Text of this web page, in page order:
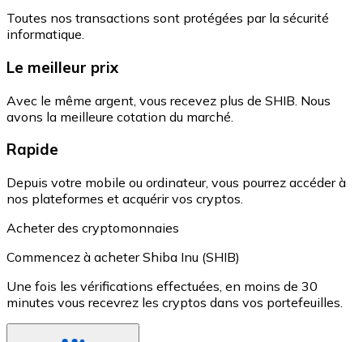
Toutes nos transactions sont protégées par la sécurité
informatique.
Le meilleur prix
Avec le même argent, vous recevez plus de SHIB. Nous
avons la meilleure cotation du marché.
Rapide
Depuis votre mobile ou ordinateur, vous pourrez accéder à
nos plateformes et acquérir vos cryptos.
Acheter des cryptomonnaies
Commencez à acheter Shiba Inu (SHIB)
Une fois les vérifications effectuées, en moins de 30
minutes vous recevrez les cryptos dans vos portefeuilles.